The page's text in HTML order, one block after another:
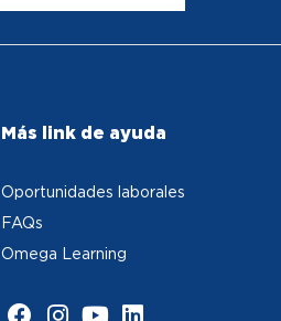
Más link de ayuda
Oportunidades laborales
FAQs
Omega Learning